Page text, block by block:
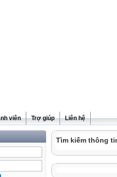
viên Trợ giúp Liên hệ
Tìm kiếm thông